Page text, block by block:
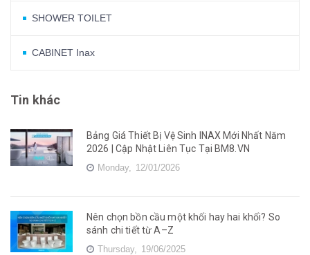
SHOWER TOILET
CABINET Inax
Tin khác
Bảng Giá Thiết Bị Vệ Sinh INAX Mới Nhất Năm
2026 | Cập Nhật Liên Tục Tại BM8.VN
Monday, 12/01/2026
Nên chọn bồn cầu một khối hay hai khối? So
sánh chi tiết từ A–Z
Thursday, 19/06/2025